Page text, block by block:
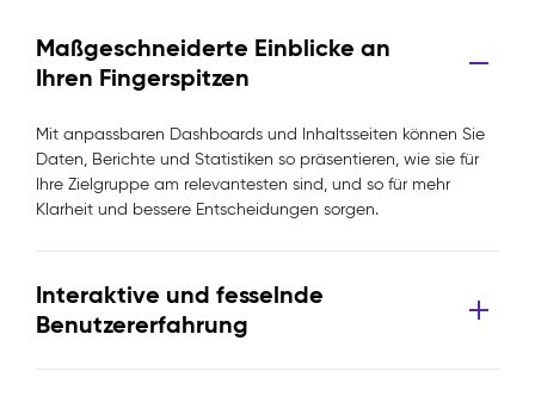
Maßgeschneiderte Einblicke an
Ihren Fingerspitzen
Mit anpassbaren Dashboards und Inhaltsseiten können Sie
Daten, Berichte und Statistiken so präsentieren, wie sie für
Ihre Zielgruppe am relevantesten sind, und so für mehr
Klarheit und bessere Entscheidungen sorgen.
Interaktive und fesselnde
Benutzererfahrung